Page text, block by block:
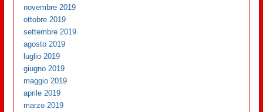
novembre 2019
ottobre 2019
settembre 2019
agosto 2019
luglio 2019
giugno 2019
maggio 2019
aprile 2019
marzo 2019